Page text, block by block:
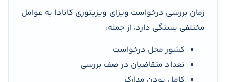
زمان بررسی درخواست ویزای ویزیتوری کانادا به عوامل
مختلفی بستگی دارد، از جمله:
کشور محل درخواست
تعداد متقاضیان در صف بررسی